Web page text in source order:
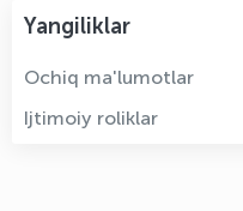
Yangiliklar
Ochiq ma'lumotlar
Ijtimoiy roliklar